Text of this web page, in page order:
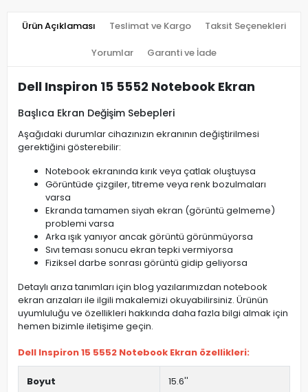
Ürün Açıklaması Teslimat ve Kargo Taksit Seçenekleri
Yorumlar Garanti ve İade
Dell Inspiron 15 5552 Notebook Ekran
Başlıca Ekran Değişim Sebepleri
Aşağıdaki durumlar cihazınızın ekranının değiştirilmesi
gerektiğini gösterebilir:
Notebook ekranında kırık veya çatlak oluştuysa
Görüntüde çizgiler, titreme veya renk bozulmaları
varsa
Ekranda tamamen siyah ekran (görüntü gelmeme)
problemi varsa
Arka ışık yanıyor ancak görüntü görünmüyorsa
Sıvı teması sonucu ekran tepki vermiyorsa
Fiziksel darbe sonrası görüntü gidip geliyorsa
Detaylı arıza tanımları için blog yazılarımızdan notebook
ekran arızaları ile ilgili makalemizi okuyabilirsiniz. Ürünün
uyumluluğu ve özellikleri hakkında daha fazla bilgi almak için
hemen bizimle iletişime geçin.
Dell Inspiron 15 5552 Notebook Ekran özellikleri:
Boyut 15.6''